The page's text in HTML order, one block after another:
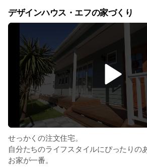
デザインハウス・エフの家づくり
d
e
o
せっかくの注文住宅。
自分たちのライフスタイルにぴったりの
お家が一番。